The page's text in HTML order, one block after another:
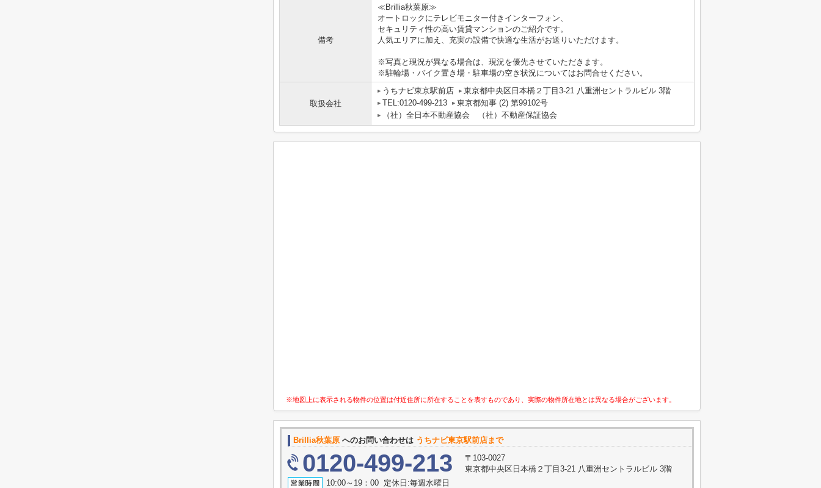
備考
≪Brillia秋葉原≫
オートロックにテレビモニター付きインターフォン、
セキュリティ性の高い賃貸マンションのご紹介です。
人気エリアに加え、充実の設備で快適な生活がお送りいただけます。
※写真と現況が異なる場合は、現況を優先させていただきます。
※駐輪場・バイク置き場・駐車場の空き状況についてはお問合せください。
取扱会社
うちナビ東京駅前店
東京都中央区日本橋２丁目3-21 八重洲セントラルビル 3階
TEL:0120-499-213
東京都知事 (2) 第99102号
（社）全日本不動産協会 （社）不動産保証協会
※地図上に表示される物件の位置は付近住所に所在することを表すものであり、実際の物件所在地とは異なる場合がございます。
Brillia秋葉原 へのお問い合わせは うちナビ東京駅前店まで
0120-499-213
〒103-0027
東京都中央区日本橋２丁目3-21 八重洲セントラルビル 3階
10:00～19：00 定休日:毎週水曜日